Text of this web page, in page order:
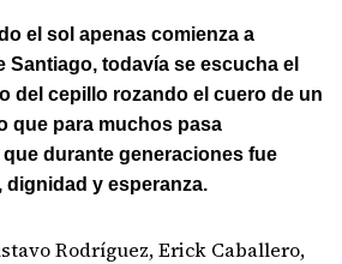
el sol apenas comienza a
Santiago, todavía se escucha el
del cepillo rozando el cuero de un
que para muchos pasa
durante generaciones fue
y esperanza.
Rodríguez, Erick Caballero,